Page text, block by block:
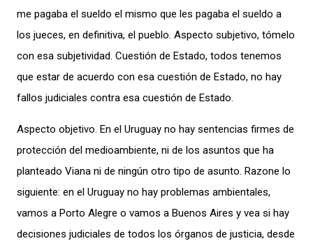
me pagaba el sueldo el mismo que les pagaba el sueldo a
los jueces, en definitiva, el pueblo. Aspecto subjetivo, tómelo
con esa subjetividad. Cuestión de Estado, todos tenemos
que estar de acuerdo con esa cuestión de Estado, no hay
fallos judiciales contra esa cuestión de Estado.
Aspecto objetivo. En el Uruguay no hay sentencias firmes de
protección del medioambiente, ni de los asuntos que ha
planteado Viana ni de ningún otro tipo de asunto. Razone lo
siguiente: en el Uruguay no hay problemas ambientales,
vamos a Porto Alegre o vamos a Buenos Aires y vea si hay
decisiones judiciales de todos los órganos de justicia, desde